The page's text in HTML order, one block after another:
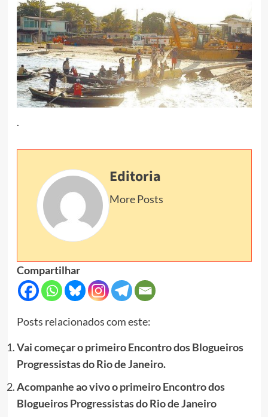
.
Editoria
More Posts
Compartilhar
Posts relacionados com este:
Vai começar o primeiro Encontro dos Blogueiros
Progressistas do Rio de Janeiro.
Acompanhe ao vivo o primeiro Encontro dos
Blogueiros Progressistas do Rio de Janeiro